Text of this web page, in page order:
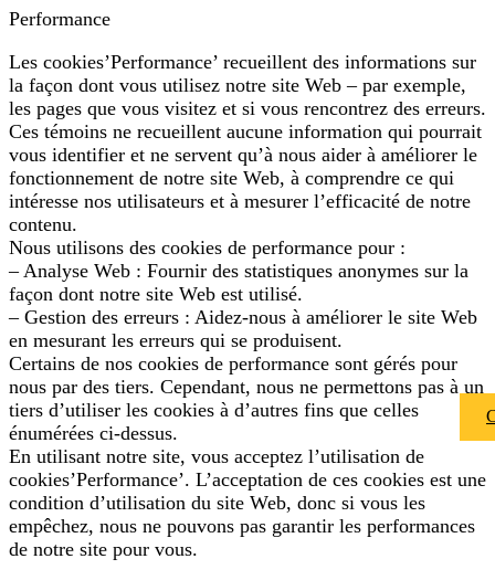
Performance
Les cookies’Performance’ recueillent des informations sur
la façon dont vous utilisez notre site Web – par exemple,
les pages que vous visitez et si vous rencontrez des erreurs.
Ces témoins ne recueillent aucune information qui pourrait
vous identifier et ne servent qu’à nous aider à améliorer le
fonctionnement de notre site Web, à comprendre ce qui
intéresse nos utilisateurs et à mesurer l’efficacité de notre
contenu.
Nous utilisons des cookies de performance pour :
– Analyse Web : Fournir des statistiques anonymes sur la
façon dont notre site Web est utilisé.
– Gestion des erreurs : Aidez-nous à améliorer le site Web
en mesurant les erreurs qui se produisent.
Certains de nos cookies de performance sont gérés pour
nous par des tiers. Cependant, nous ne permettons pas à un
tiers d’utiliser les cookies à d’autres fins que celles
énumérées ci-dessus.
En utilisant notre site, vous acceptez l’utilisation de
cookies’Performance’. L’acceptation de ces cookies est une
condition d’utilisation du site Web, donc si vous les
empêchez, nous ne pouvons pas garantir les performances
de notre site pour vous.